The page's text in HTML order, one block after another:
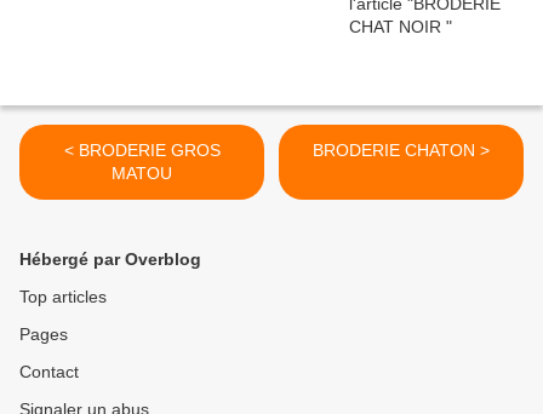
< BRODERIE GROS
MATOU
BRODERIE CHATON >
Hébergé par Overblog
Top articles
Pages
Contact
Signaler un abus